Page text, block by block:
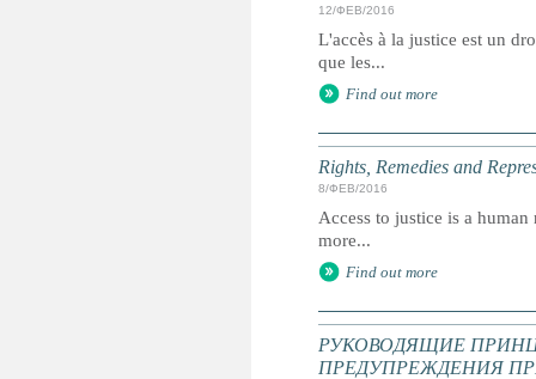
12/ФЕВ/2016
L'accès à la justice est un
que les...
Find out more
Rights, Remedies and
8/ФЕВ/2016
Access to justice is a
more...
Find out more
РУКОВОДЯЩИЕ
ПРЕДУПРЕЖДЕНИЯ